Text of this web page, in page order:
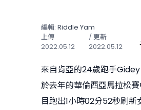
編輯: Riddle Yam
上傳
2022.05.12
/ 更新
2022.05.12
來自肯亞的24歲跑手
於去年的華倫西亞馬拉松
目跑出1小時02分52秒刷新